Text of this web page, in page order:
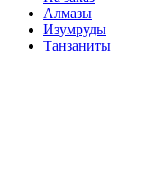
Алмазы
Изумруды
Танзаниты